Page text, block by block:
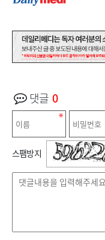
댓글 0
스팸방지